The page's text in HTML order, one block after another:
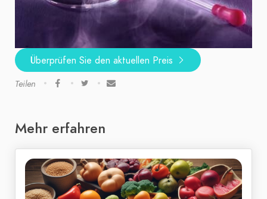
Überprüfen Sie den aktuellen Preis
Teilen
Mehr erfahren